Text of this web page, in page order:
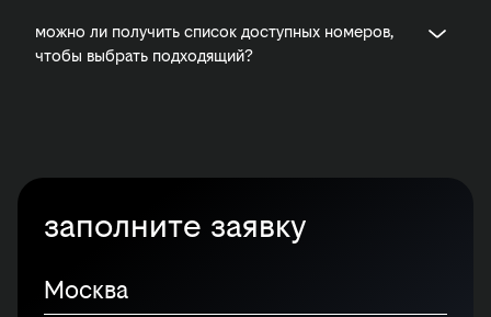
можно ли получить список доступных номеров,
чтобы выбрать подходящий?
заполните заявку